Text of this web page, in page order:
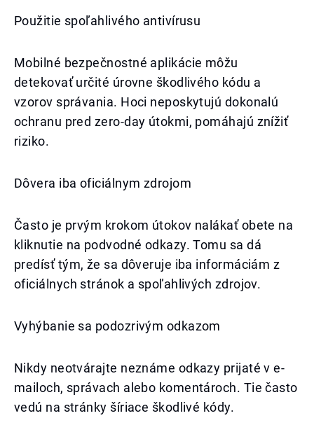
Použitie spoľahlivého antivírusu
Mobilné bezpečnostné aplikácie môžu
detekovať určité úrovne škodlivého kódu a
vzorov správania. Hoci neposkytujú dokonalú
ochranu pred zero-day útokmi, pomáhajú znížiť
riziko.
Dôvera iba oficiálnym zdrojom
Často je prvým krokom útokov nalákať obete na
kliknutie na podvodné odkazy. Tomu sa dá
predísť tým, že sa dôveruje iba informáciám z
oficiálnych stránok a spoľahlivých zdrojov.
Vyhýbanie sa podozrivým odkazom
Nikdy neotvárajte neznáme odkazy prijaté v e-
mailoch, správach alebo komentároch. Tie často
vedú na stránky šíriace škodlivé kódy.